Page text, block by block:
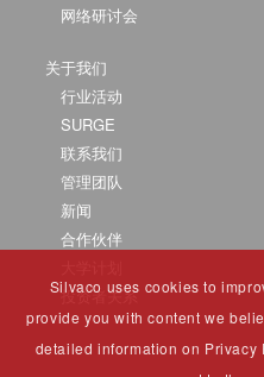
网络研讨会
关于我们
行业活动
SURGE
联系我们
管理团队
新闻
合作伙伴
投资者关系
Silvaco uses cookies to
provide you with content we
detailed information on Privacy